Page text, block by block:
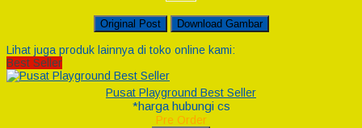
Original Post Download Gambar
Lihat juga produk lainnya di toko online kami:
Best Seller
Pusat Playground Best Seller
*harga hubungi cs
Pre Order